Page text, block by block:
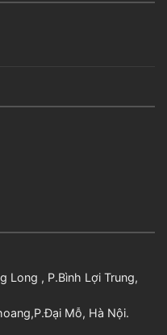
Long , P.Bình Lợi Trung,
Mỗ, Hà Nội.